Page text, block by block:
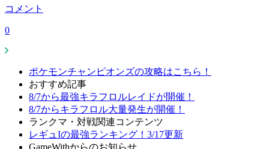
コメント
0
ポケモンチャンピオンズの攻略はこちら！
おすすめ記事
8/7から最強キラフロルレイドが開催！
8/7からキラフロル大量発生が開催！
ランクマ・対戦関連コンテンツ
レギュIの最強ランキング！3/17更新
GameWithからのお知らせ